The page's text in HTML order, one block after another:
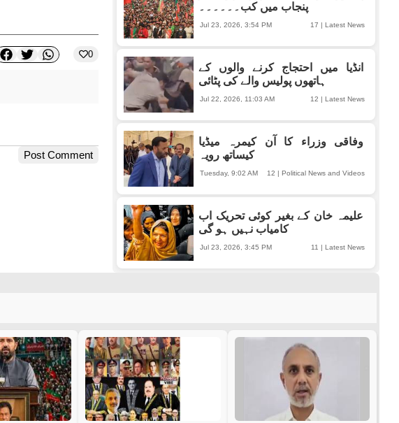
0
Post Comment
پنجاب میں کب۔۔۔۔۔۔
17 | Latest News
Jul 23, 2026, 3:54 PM
انڈیا میں احتجاج کرنے والوں کے
ہاتھوں پولیس والے کی پٹائی
12 | Latest News
Jul 22, 2026, 11:03 AM
وفاقی وزراء کا آن کیمرہ میڈیا
کیساتھ رویہ
12 | Political News and Videos
Tuesday, 9:02 AM
علیمہ خان کے بغیر کوئی تحریک اب
کامیاب نہیں ہو گی
11 | Latest News
Jul 23, 2026, 3:45 PM